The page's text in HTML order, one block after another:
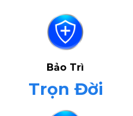
Bảo Trì
Trọn Đời